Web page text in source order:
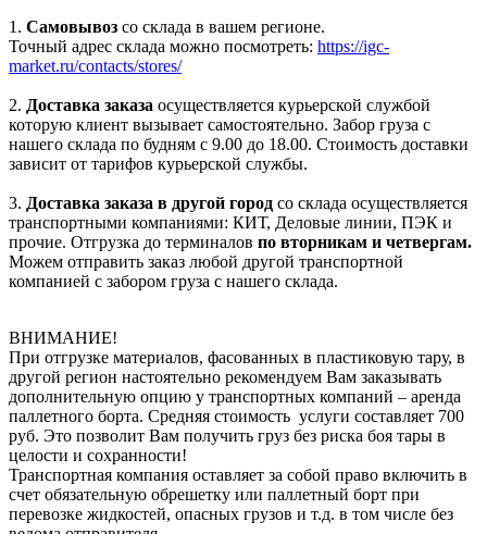
1. Самовывоз со склада в вашем регионе.
Точный адрес склада можно посмотреть: https://igc-
market.ru/contacts/stores/
2. Доставка заказа осуществляется курьерской службой
которую клиент вызывает самостоятельно. Забор груза с
нашего склада по будням с 9.00 до 18.00. Стоимость доставки
зависит от тарифов курьерской службы.
3. Доставка заказа в другой город со склада осуществляется
транспортными компаниями: КИТ, Деловые линии, ПЭК и
прочие. Отгрузка до терминалов по вторникам и четвергам.
Можем отправить заказ любой другой транспортной
компанией с забором груза с нашего склада.
ВНИМАНИЕ!
При отгрузке материалов, фасованных в пластиковую тару, в
другой регион настоятельно рекомендуем Вам заказывать
дополнительную опцию у транспортных компаний – аренда
паллетного борта. Средняя стоимость услуги составляет 700
руб. Это позволит Вам получить груз без риска боя тары в
целости и сохранности!
Транспортная компания оставляет за собой право включить в
счет обязательную обрешетку или паллетный борт при
перевозке жидкостей, опасных грузов и т.д. в том числе без